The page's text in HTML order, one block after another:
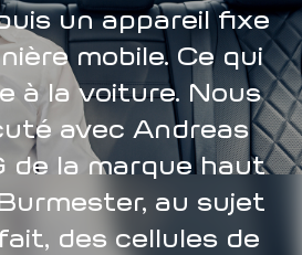
un appareil fixe
mobile. Ce qui
à la voiture. Nous
avec Andreas
de la marque haut
au sujet
des cellules de